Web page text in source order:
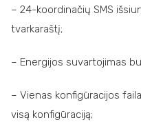
– 24-koordinačių SMS
tvarkaraštį;
– Energijos suvartojimas
– Vienas konfigūracijos
visą konfigūraciją;